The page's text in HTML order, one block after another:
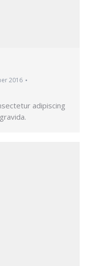
2016
adipiscing